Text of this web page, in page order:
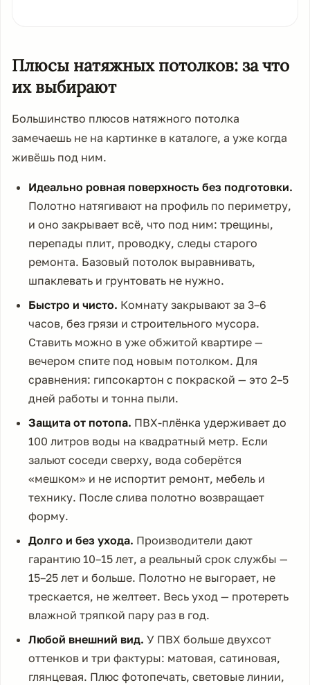
Плюсы натяжных потолков: за что
их выбирают
Большинство плюсов натяжного потолка
замечаешь не на картинке в каталоге, а уже когда
живёшь под ним.
Идеально ровная поверхность без подготовки.
Полотно натягивают на профиль по периметру,
и оно закрывает всё, что под ним: трещины,
перепады плит, проводку, следы старого
ремонта. Базовый потолок выравнивать,
шпаклевать и грунтовать не нужно.
Быстро и чисто. Комнату закрывают за 3–6
часов, без грязи и строительного мусора.
Ставить можно в уже обжитой квартире —
вечером спите под новым потолком. Для
сравнения: гипсокартон с покраской — это 2–5
дней работы и тонна пыли.
Защита от потопа. ПВХ-плёнка удерживает до
100 литров воды на квадратный метр. Если
зальют соседи сверху, вода соберётся
«мешком» и не испортит ремонт, мебель и
технику. После слива полотно возвращает
форму.
Долго и без ухода. Производители дают
гарантию 10–15 лет, а реальный срок службы —
15–25 лет и больше. Полотно не выгорает, не
трескается, не желтеет. Весь уход — протереть
влажной тряпкой пару раз в год.
Любой внешний вид. У ПВХ больше двухсот
оттенков и три фактуры: матовая, сатиновая,
глянцевая. Плюс фотопечать, световые линии,